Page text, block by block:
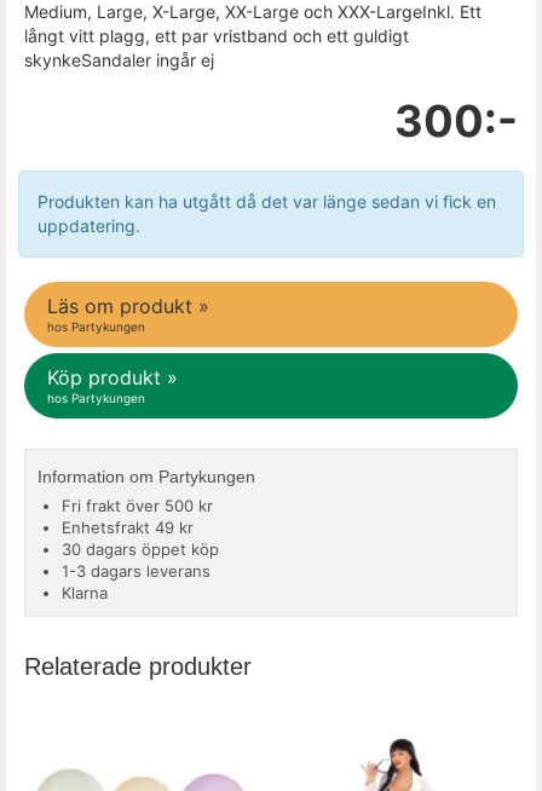
Medium, Large, X-Large, XX-Large och XXX-LargeInkl. Ett
långt vitt plagg, ett par vristband och ett guldigt
skynkeSandaler ingår ej
300:-
Produkten kan ha utgått då det var länge sedan vi fick en
uppdatering.
Läs om produkt »
hos Partykungen
Köp produkt »
hos Partykungen
Information om Partykungen
Fri frakt över 500 kr
Enhetsfrakt 49 kr
30 dagars öppet köp
1-3 dagars leverans
Klarna
Relaterade produkter